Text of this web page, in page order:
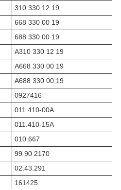
310 330 12 19
668 330 00 19
688 330 00 19
A310 330 12 19
A668 330 00 19
A688 330 00 19
0927416
011.410-00A
011.410-15A
010.667
99 90 2170
02.43.291
161425